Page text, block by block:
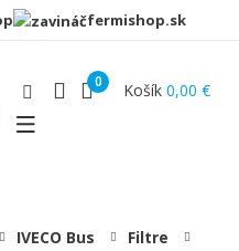
fermishop.sk
0 Košík 0,00 €
IVECO Bus Filtre